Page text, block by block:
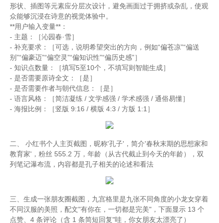
形状、插图等元素应分层次设计，避免画面过于拥挤或杂乱，使观
众能够沉浸在诗意的视觉体验中。
**用户输入变量**：
- 主题：［沁园春·雪］
- 补充要求：［可选，说明希望突出的方向，例如“偏苍凉”“偏送
别”“偏豪迈”“偏空灵”“偏知识性”“偏历史感”］
- 知识点数量：［填写5至10个，不填写则智能生成］
- 是否需要原诗全文：［是］
- 是否需要作者与朝代信息：［是］
- 语言风格：［简洁凝练 / 文学感强 / 学术感强 / 通俗易懂］
- 海报比例：［竖版 9:16 / 横版 4:3 / 方版 1:1］
二、 小红书个人主页截图，昵称'孔子'，简介'春秋末期的思想家和
教育家'，粉丝 555.2 万，年龄（从古代截止到今天的年龄），双
列笔记瀑布流，内容都是孔子相关的论述和看法
三、生成一张朋友圈截图，九宫格里是九张不同角度的小龙女穿着
不同汉服的美照，配文"有你在，一切都是完美"，下面显示 13 个
点赞、4 条评论（含 1 条简短回复"哇，你女朋友太漂亮了）